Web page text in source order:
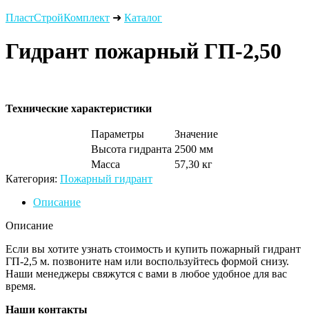
ПластСтройКомплект ➜ Каталог
Гидрант пожарный ГП-2,50
Технические характеристики
Параметры
Значение
Высота гидранта 2500 мм
Масса
57,30 кг
Категория: Пожарный гидрант
Описание
Описание
Если вы хотите узнать стоимость и купить пожарный гидрант
ГП-2,5 м. позвоните нам или воспользуйтесь формой снизу.
Наши менеджеры свяжутся с вами в любое удобное для вас
время.
Наши контакты